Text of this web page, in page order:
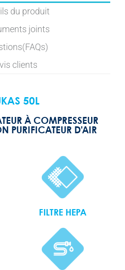
du produit
joints
clients
50L
À COMPRESSEUR
PURIFICATEUR D’AIR
FILTRE HEPA